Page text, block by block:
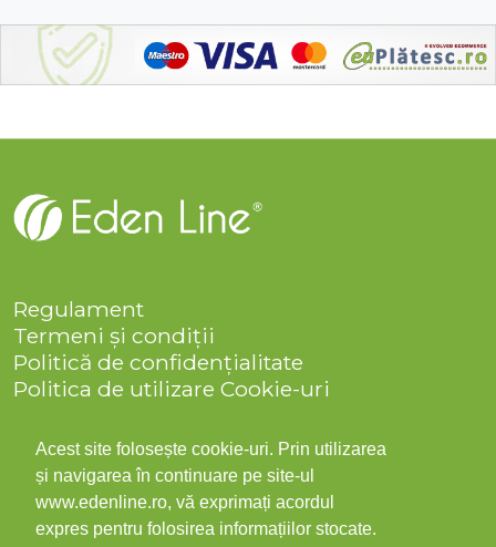
Acest site folosește cookie-uri. Prin utilizarea
și navigarea în continuare pe site-ul
www.edenline.ro, vă exprimați acordul
expres pentru folosirea informațiilor stocate.
Regulament
Termeni și condiții
Politică de confidențialitate
Politica de utilizare Cookie-uri
Solicitare date personale
ANPC
Contact